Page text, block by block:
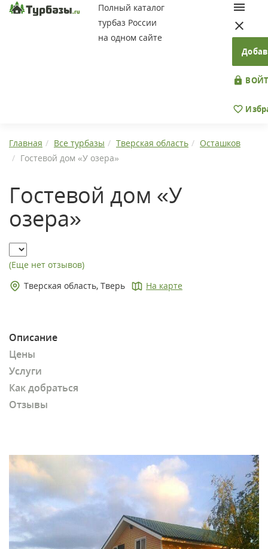
Полный каталог
турбаз России
на одном сайте
Главная Все турбазы Тверская область
Осташков
Гостевой дом «У озера»
Гостевой дом «У
озера»
(Еще нет отзывов)
Тверская область, Тверь
На карте
Описание
Цены
Услуги
Как добраться
Отзывы